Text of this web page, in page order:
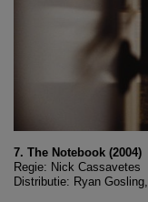
7. The Notebook (2004)
Regie: Nick Cassavetes
Distributie: Ryan